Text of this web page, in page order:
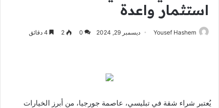
استثمار واعدة
Yousef Hashem ديسمبر 29, 2024 0
2
يُعتبر شراء شقة في تبليسي، عاصمة جورجيا، من أبرز الخيارات